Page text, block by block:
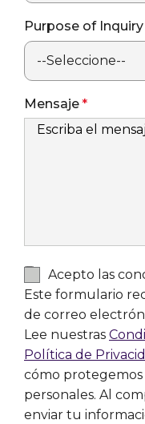
Purpose of Inquiry
Mensaje
Acepto las
Este formulario
de correo
Lee nuestras
Política de
cómo protegemos
personales. Al
enviar tu